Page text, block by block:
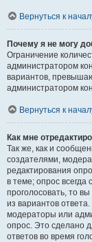
Вернуться к
Почему я не могу
Ограничение
администратором
вариантов,
администратором
Вернуться к
Как мне
Так же, как и
создателями,
редактирования
в теме; опрос всегда
проголосовать, то
из вариантов
модераторы или
опрос. Это сделано
ответов во время